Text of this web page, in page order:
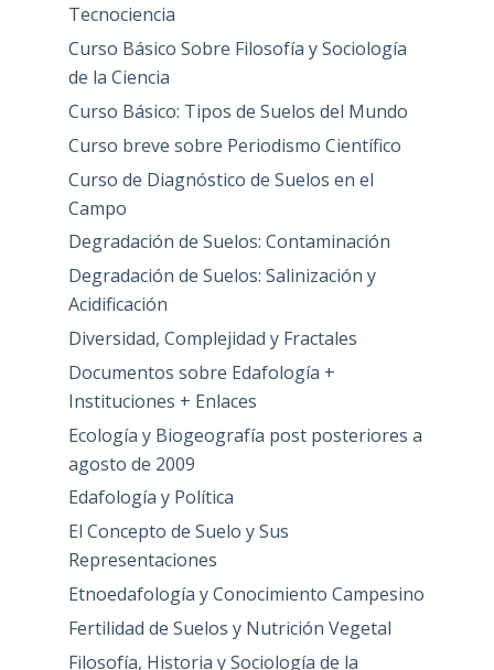
Tecnociencia
Curso Básico Sobre Filosofía y Sociología
de la Ciencia
Curso Básico: Tipos de Suelos del Mundo
Curso breve sobre Periodismo Científico
Curso de Diagnóstico de Suelos en el
Campo
Degradación de Suelos: Contaminación
Degradación de Suelos: Salinización y
Acidificación
Diversidad, Complejidad y Fractales
Documentos sobre Edafología +
Instituciones + Enlaces
Ecología y Biogeografía post posteriores a
agosto de 2009
Edafología y Política
El Concepto de Suelo y Sus
Representaciones
Etnoedafología y Conocimiento Campesino
Fertilidad de Suelos y Nutrición Vegetal
Filosofía, Historia y Sociología de la